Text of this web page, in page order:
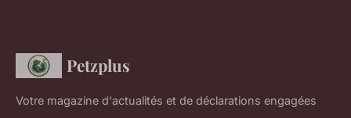
Petzplus
Votre magazine d'actualités et de déclarations engagées